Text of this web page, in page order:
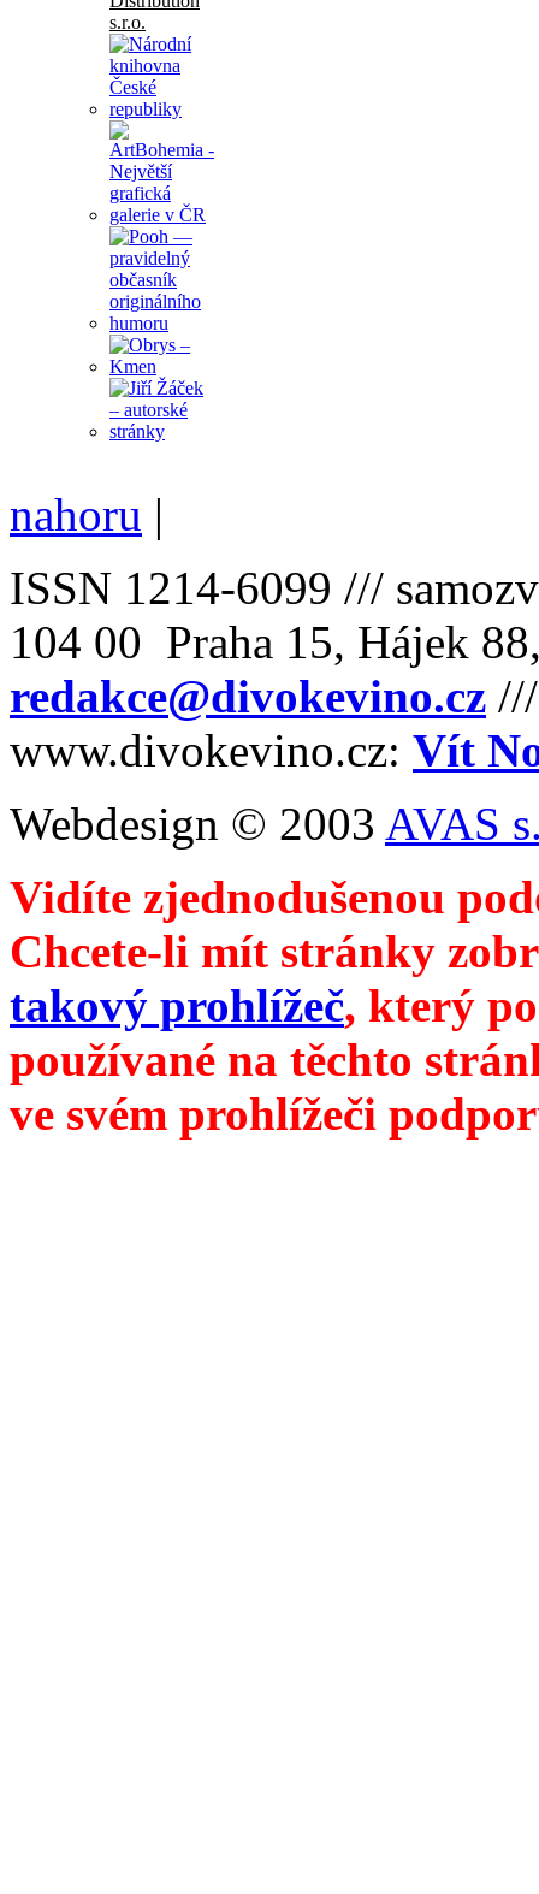
nahoru |
ISSN 1214-6099 ///
104 00 Praha 15, Hájek
redakce@divokevino.cz
www.divokevino.cz: Vít
Webdesign © 2003 AVAS
Vidíte zjednodušenou
Chcete-li mít stránky
takový prohlížeč, který
používané na těchto
ve svém prohlížeči